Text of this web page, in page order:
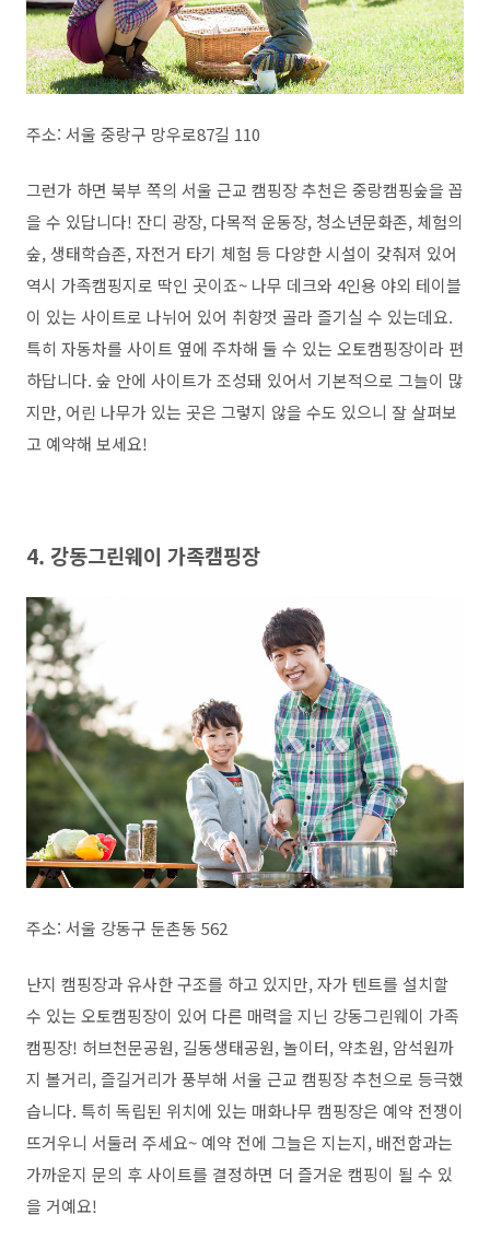
주소: 서울 중랑구 망우로87길 110
그런가 하면 북부 쪽의 서울 근교 캠핑장 추천은 중랑캠핑숲을 꼽
을 수 있답니다! 잔디 광장, 다목적 운동장, 청소년문화존, 체험의
숲, 생태학습존, 자전거 타기 체험 등 다양한 시설이 갖춰져 있어
역시 가족캠핑지로 딱인 곳이죠~ 나무 데크와 4인용 야외 테이블
이 있는 사이트로 나뉘어 있어 취향껏 골라 즐기실 수 있는데요.
특히 자동차를 사이트 옆에 주차해 둘 수 있는 오토캠핑장이라 편
하답니다. 숲 안에 사이트가 조성돼 있어서 기본적으로 그늘이 많
지만, 어린 나무가 있는 곳은 그렇지 않을 수도 있으니 잘 살펴보
고 예약해 보세요!
4. 강동그린웨이 가족캠핑장
주소: 서울 강동구 둔촌동 562
난지 캠핑장과 유사한 구조를 하고 있지만, 자가 텐트를 설치할
수 있는 오토캠핑장이 있어 다른 매력을 지닌 강동그린웨이 가족
캠핑장! 허브천문공원, 길동생태공원, 놀이터, 약초원, 암석원까
지 볼거리, 즐길거리가 풍부해 서울 근교 캠핑장 추천으로 등극했
습니다. 특히 독립된 위치에 있는 매화나무 캠핑장은 예약 전쟁이
뜨거우니 서둘러 주세요~ 예약 전에 그늘은 지는지, 배전함과는
가까운지 문의 후 사이트를 결정하면 더 즐거운 캠핑이 될 수 있
을 거예요!